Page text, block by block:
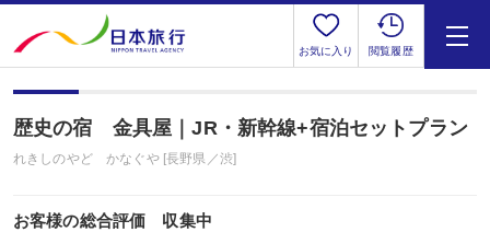
お気に入り 閲覧履歴
歴史の宿 金具屋｜JR・新幹線+宿泊セットプラン
れきしのやど かなぐや [長野県／渋]
お客様の総合評価 収集中